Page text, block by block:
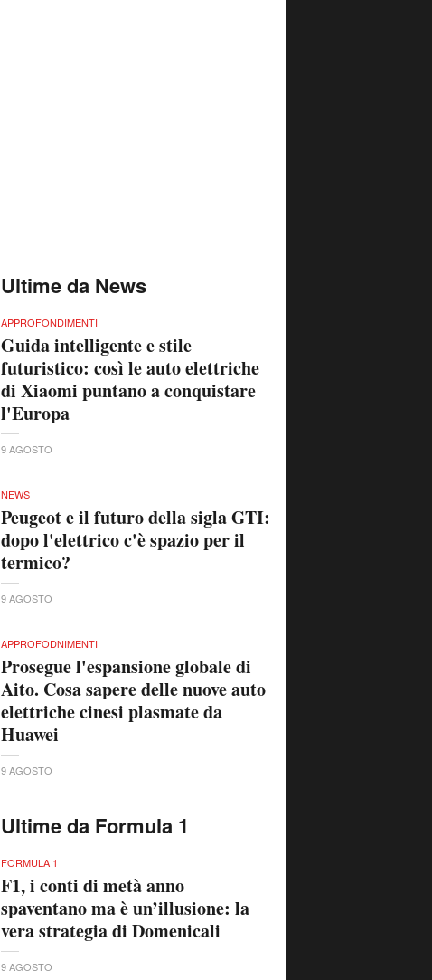
Ultime da News
APPROFONDIMENTI
Guida intelligente e stile
futuristico: così le auto elettriche
di Xiaomi puntano a conquistare
l'Europa
9 AGOSTO
NEWS
Peugeot e il futuro della sigla GTI:
dopo l'elettrico c'è spazio per il
termico?
9 AGOSTO
APPROFODNIMENTI
Prosegue l'espansione globale di
Aito. Cosa sapere delle nuove auto
elettriche cinesi plasmate da
Huawei
9 AGOSTO
Ultime da Formula 1
FORMULA 1
F1, i conti di metà anno
spaventano ma è un’illusione: la
vera strategia di Domenicali
9 AGOSTO